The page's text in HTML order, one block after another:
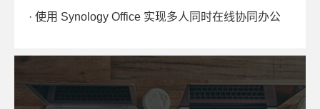
· 使用 Synology Office 实现多人同时在线协同办公